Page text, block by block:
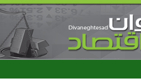
رفتن
محتوای
اصلی